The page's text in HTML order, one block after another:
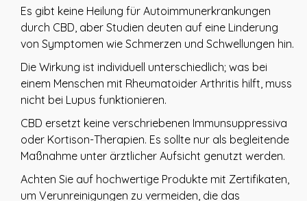
Es gibt keine Heilung für Autoimmunerkrankungen
durch CBD, aber Studien deuten auf eine Linderung
von Symptomen wie Schmerzen und Schwellungen hin.
Die Wirkung ist individuell unterschiedlich; was bei
einem Menschen mit Rheumatoider Arthritis hilft, muss
nicht bei Lupus funktionieren.
CBD ersetzt keine verschriebenen Immunsuppressiva
oder Kortison-Therapien. Es sollte nur als begleitende
Maßnahme unter ärztlicher Aufsicht genutzt werden.
Achten Sie auf hochwertige Produkte mit Zertifikaten,
um Verunreinigungen zu vermeiden, die das